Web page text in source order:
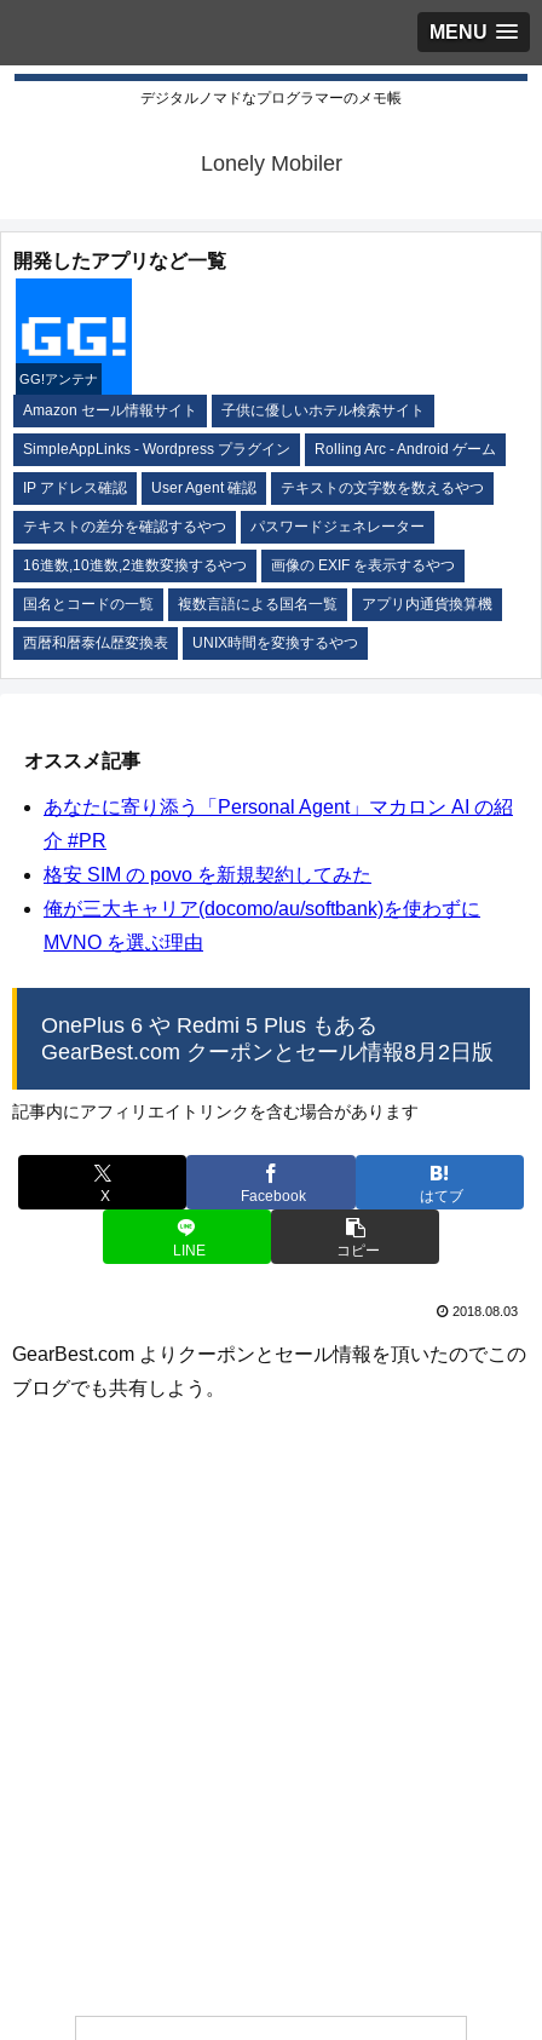
MENU
デジタルノマドなプログラマーのメモ帳
Lonely Mobiler
開発したアプリなど一覧
GG!アンテナ
Amazon セール情報サイト 子供に優しいホテル検索サイト
SimpleAppLinks - Wordpress プラグイン Rolling Arc - Android ゲーム
IP アドレス確認 User Agent 確認 テキストの文字数を数えるやつ
テキストの差分を確認するやつ パスワードジェネレーター
16進数,10進数,2進数変換するやつ 画像の EXIF を表示するやつ
国名とコードの一覧 複数言語による国名一覧 アプリ内通貨換算機
西暦和暦泰仏歴変換表 UNIX時間を変換するやつ
オススメ記事
あなたに寄り添う「Personal Agent」マカロン AI の紹
介 #PR
格安 SIM の povo を新規契約してみた
俺が三大キャリア(docomo/au/softbank)を使わずに
MVNO を選ぶ理由
OnePlus 6 や Redmi 5 Plus もある
GearBest.com クーポンとセール情報8月2日版
記事内にアフィリエイトリンクを含む場合があります
X Facebook はてブ
LINE コピー
2018.08.03
GearBest.com よりクーポンとセール情報を頂いたのでこの
ブログでも共有しよう。